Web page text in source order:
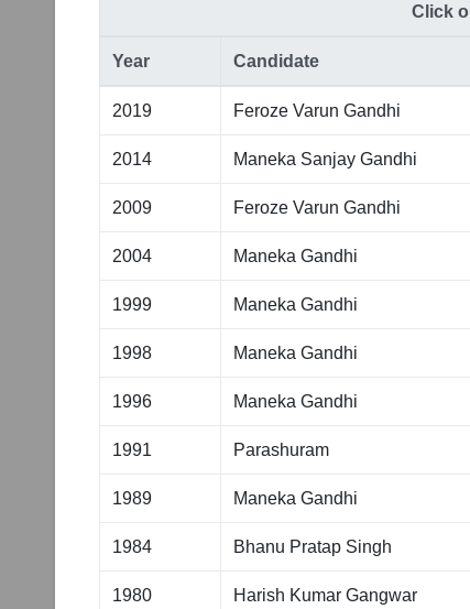
Click
Year Candidate
2019 Feroze Varun Gandhi
2014 Maneka Sanjay Gandhi
2009 Feroze Varun Gandhi
2004 Maneka Gandhi
1999 Maneka Gandhi
1998 Maneka Gandhi
1996 Maneka Gandhi
1991 Parashuram
1989 Maneka Gandhi
1984 Bhanu Pratap Singh
1980 Harish Kumar Gangwar